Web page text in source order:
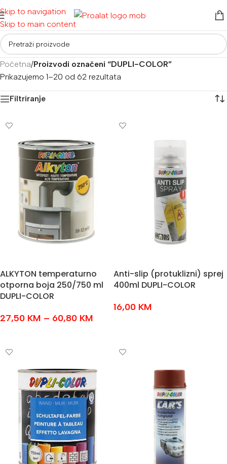
Skip to navigation
Skip to main content
Početna/Proizvodi označeni “DUPLI-COLOR”
Prikazujemo 1–20 od 62 rezultata
Filtriranje
ALKYTON temperaturno
otporna boja 250/750 ml
DUPLI-COLOR
27,50 KM – 60,80 KM
Anti-slip (protuklizni) sprej
400ml DUPLI-COLOR
16,00 KM